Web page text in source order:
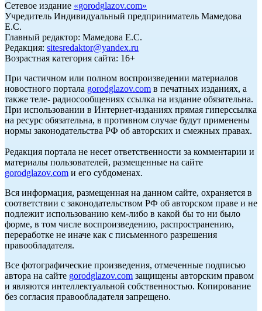
Сетевое издание «gorodglazov.com»
Учредитель Индивидуальный предприниматель Мамедова
Е.С.
Главный редактор: Мамедова Е.С.
Редакция: sitesredaktor@yandex.ru
Возрастная категория сайта: 16+
При частичном или полном воспроизведении материалов
новостного портала gorodglazov.com в печатных изданиях, а
также теле- радиосообщениях ссылка на издание обязательна.
При использовании в Интернет-изданиях прямая гиперссылка
на ресурс обязательна, в противном случае будут применены
нормы законодательства РФ об авторских и смежных правах.
Редакция портала не несет ответственности за комментарии и
материалы пользователей, размещенные на сайте
gorodglazov.com и его субдоменах.
Вся информация, размещенная на данном сайте, охраняется в
соответствии с законодательством РФ об авторском праве и не
подлежит использованию кем-либо в какой бы то ни было
форме, в том числе воспроизведению, распространению,
переработке не иначе как с письменного разрешения
правообладателя.
Все фотографические произведения, отмеченные подписью
автора на сайте gorodglazov.com защищены авторским правом
и являются интеллектуальной собственностью. Копирование
без согласия правообладателя запрещено.